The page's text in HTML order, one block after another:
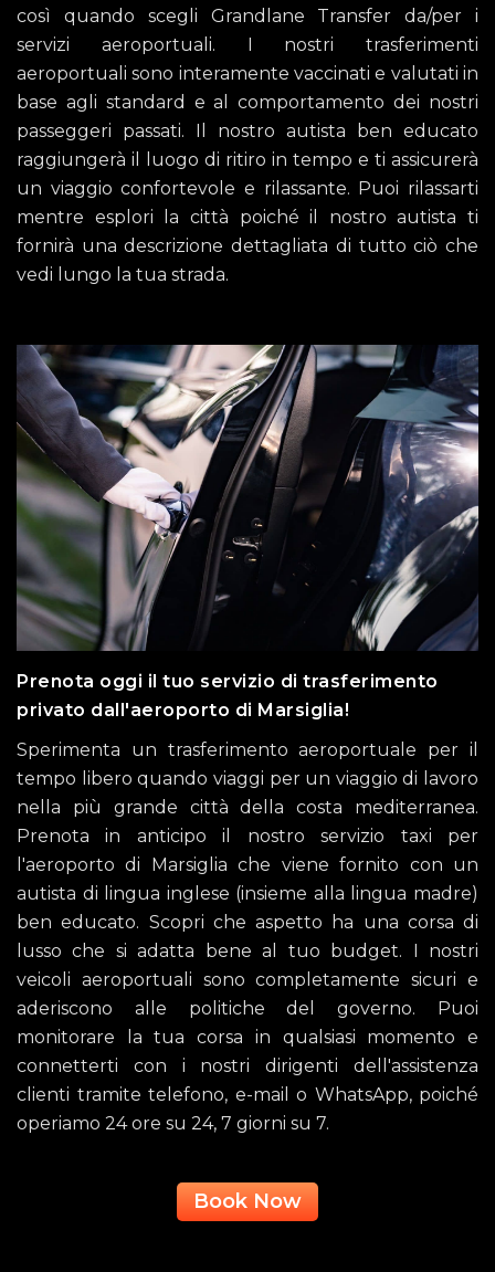
così quando scegli Grandlane Transfer da/per i
servizi aeroportuali. I nostri trasferimenti
aeroportuali sono interamente vaccinati e valutati in
base agli standard e al comportamento dei nostri
passeggeri passati. Il nostro autista ben educato
raggiungerà il luogo di ritiro in tempo e ti assicurerà
un viaggio confortevole e rilassante. Puoi rilassarti
mentre esplori la città poiché il nostro autista ti
fornirà una descrizione dettagliata di tutto ciò che
vedi lungo la tua strada.
Prenota oggi il tuo servizio di trasferimento
privato dall'aeroporto di Marsiglia!
Sperimenta un trasferimento aeroportuale per il
tempo libero quando viaggi per un viaggio di lavoro
nella più grande città della costa mediterranea.
Prenota in anticipo il nostro servizio taxi per
l'aeroporto di Marsiglia che viene fornito con un
autista di lingua inglese (insieme alla lingua madre)
ben educato. Scopri che aspetto ha una corsa di
lusso che si adatta bene al tuo budget. I nostri
veicoli aeroportuali sono completamente sicuri e
aderiscono alle politiche del governo. Puoi
monitorare la tua corsa in qualsiasi momento e
connetterti con i nostri dirigenti dell'assistenza
clienti tramite telefono, e-mail o WhatsApp, poiché
operiamo 24 ore su 24, 7 giorni su 7.
Book Now